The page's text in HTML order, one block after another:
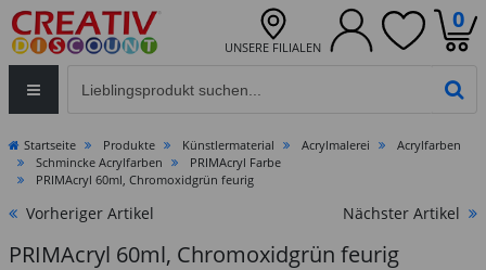
UNSERE FILIALEN
0
Startseite Produkte Künstlermaterial Acrylmalerei
Acrylfarben
Schmincke Acrylfarben
PRIMAcryl Farbe
PRIMAcryl 60ml, Chromoxidgrün feurig
Vorheriger Artikel Nächster Artikel
PRIMAcryl 60ml, Chromoxidgrün feurig